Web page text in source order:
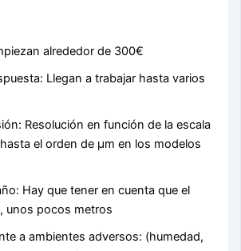
alrededor de 300€
Llegan a trabajar hasta varios
Resolución en función de la escala
el orden de μm en los modelos
Hay que tener en cuenta que el
unos pocos metros
a ambientes adversos: (humedad,